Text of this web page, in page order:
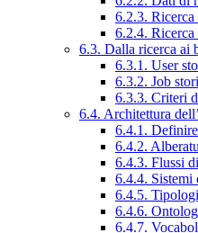
6.2.3.
6.2.4.
6.3. Dalla ricerca ai
6.3.1. User
6.3.2. Job
6.3.3. Criteri
6.4. Architettura
6.4.1.
6.4.2.
6.4.3. Flussi
6.4.4. Sistemi
6.4.5.
6.4.6.
6.4.7.